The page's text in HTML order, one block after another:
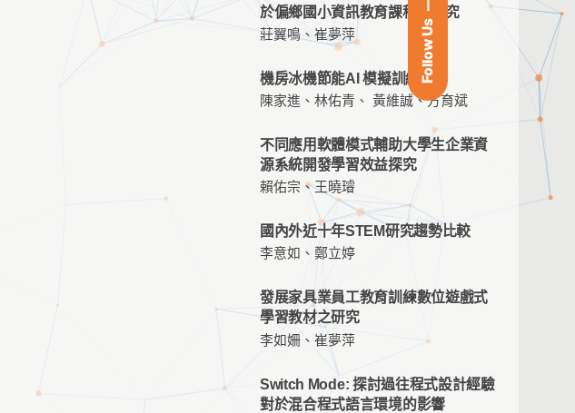
Follow Us
於偏鄉國小資訊教育課程之研究
莊翼鳴、崔夢萍
機房冰機節能AI 模擬訓練平台
陳家進、林佑青、 黃維誠、方育斌
不同應用軟體模式輔助大學生企業資
源系統開發學習效益探究
賴佑宗、王曉璿
國內外近十年STEM研究趨勢比較
李意如、鄭立婷
發展家具業員工教育訓練數位遊戲式
學習教材之研究
李如姍、崔夢萍
Switch Mode: 探討過往程式設計經驗
對於混合程式語言環境的影響